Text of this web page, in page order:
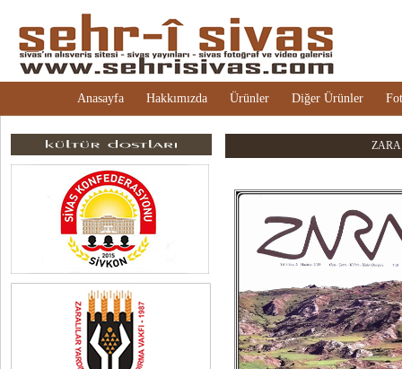
Anasayfa Hakkımızda Ürünler Diğer Ürünler
ZARA